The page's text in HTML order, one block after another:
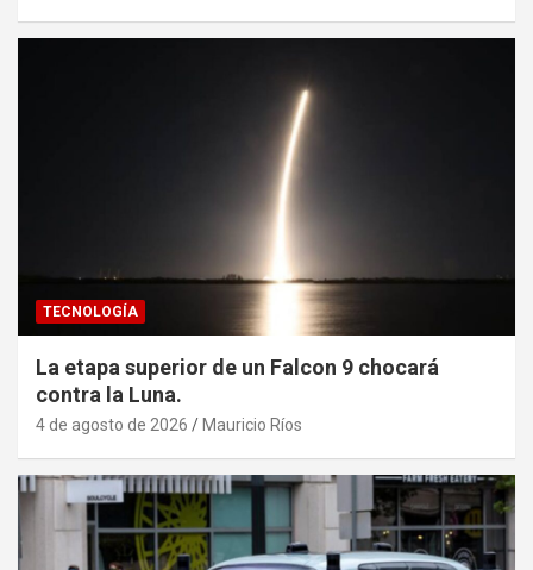
TECNOLOGÍA
La etapa superior de un Falcon 9 chocará
contra la Luna.
4 de agosto de 2026 Mauricio Ríos